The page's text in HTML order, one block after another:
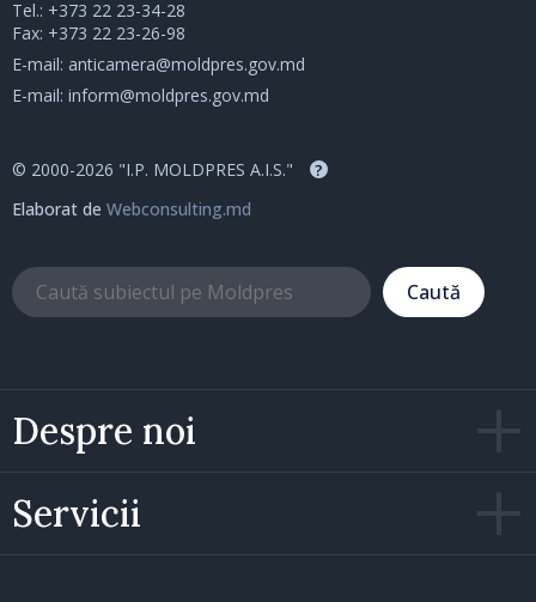
Despre noi
Servicii
Tel.: +373 22 23-34-28
Fax: +373 22 23-26-98
E-mail: anticamera@moldpres.gov.md
E-mail: inform@moldpres.gov.md
© 2000-2026 "I.P. MOLDPRES A.I.S." ?
Elaborat de Webconsulting.md
Caută